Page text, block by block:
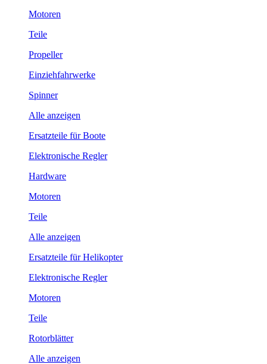
Motoren
Teile
Propeller
Einziehfahrwerke
Spinner
Alle anzeigen
Ersatzteile für Boote
Elektronische Regler
Hardware
Motoren
Teile
Alle anzeigen
Ersatzteile für Helikopter
Elektronische Regler
Motoren
Teile
Rotorblätter
Alle anzeigen